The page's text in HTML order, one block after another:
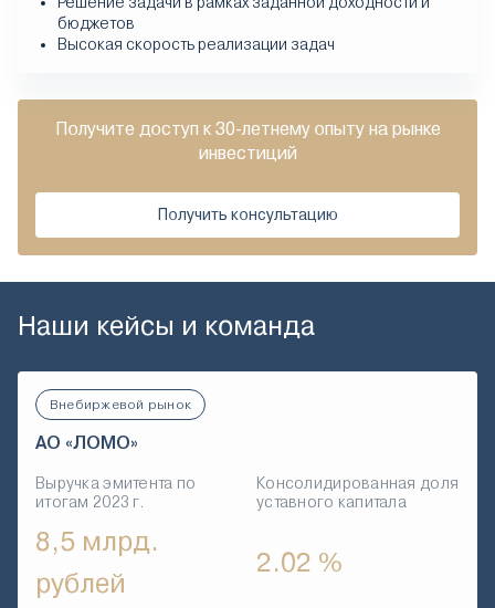
бюджетов
Высокая скорость реализации задач
Получите доступ к 30-летнему опыту на рынке
инвестиций
Получить консультацию
Наши кейсы и команда
Внебиржевой рынок
АО «ЛОМО»
Выручка эмитента по
итогам 2023 г.
8,5 млрд.
рублей
Консолидированная доля
уставного капитала
2.02 %